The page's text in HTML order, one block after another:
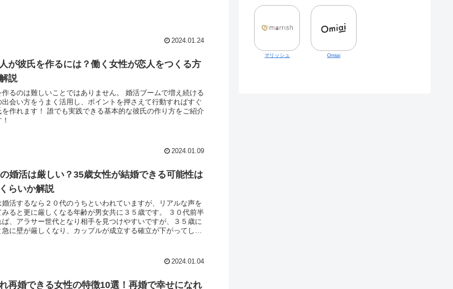
2024.01.24
が彼氏を作るには？働く女性が恋人をつくる方
説
作るのは難しいことではありません。 婚活ブームで増え続ける
出会い方をうまく活用し、ポイントを押さえて行動すればすぐ
を作れます！ 誰でも実践できる基本的な彼氏の作り方をご紹介
2024.01.09
婚活は厳しい？35歳女性が結婚できる可能性は
らいか解説
婚活するなら２０代のうちといわれていますが、リアルな声を
ると更に厳しくなる年齢が男女共に３５歳です。 ３０代前半
ば、アラサー世代となり相手を見つけやすいですが、３５歳に
急に壁が厳しくなり、カップルが成立する確立が下がってしま
す。 婚活の年齢に対する原因と対策を徹底的に解説します。2024.01.04
再婚できる女性の特徴10選！再婚で幸せになれ
マリッシュ Omiai